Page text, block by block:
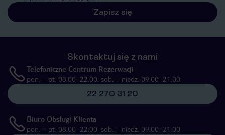
Zapisz się
Skontaktuj się z nami
Telefoniczne Centrum Rezerwacji
pon. – pt. 08:00–22:00, sob. – niedz. 09:00–21:00
22 270 31 20
Biuro Obsługi Klienta
pon. – pt. 08:00–22:00, sob. – niedz. 09:00–21:00